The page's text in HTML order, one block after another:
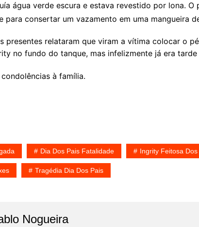
água verde escura e estava revestido por lona.
consertar um vazamento em uma mangueira
presentes relataram que viram a vítima colocar o
no fundo do tanque, mas infelizmente já era tarde
à família.
Dia Dos Pais Fatalidade Ingrity Feitosa
Tragédia Dia Dos Pais
Nogueira